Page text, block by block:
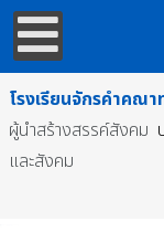
โรงเรียนจักรคำคณา
ผู้นำสร้างสรรค์สังคม
และสังคม